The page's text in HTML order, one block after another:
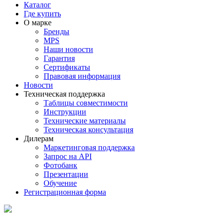
Каталог
Где купить
О марке
Бренды
MPS
Наши новости
Гарантия
Сертификаты
Правовая информация
Новости
Техническая поддержка
Таблицы совместимости
Инструкции
Технические материалы
Техническая консультация
Дилерам
Маркетинговая поддержка
Запрос на API
Фотобанк
Презентации
Обучение
Регистрационная форма